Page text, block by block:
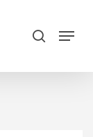
search
Menu
Close